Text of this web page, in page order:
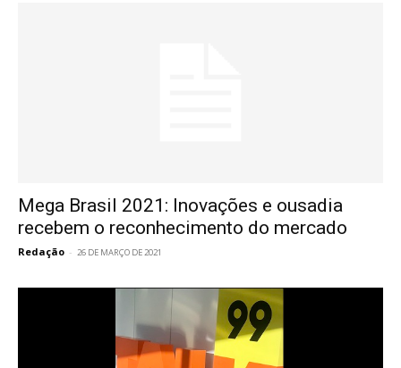
Mega Brasil 2021: Inovações e ousadia
recebem o reconhecimento do mercado
Redação - 26 DE MARÇO DE 2021